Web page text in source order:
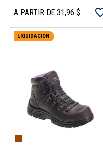
A PARTIR DE 31,96 $
LIQUIDACIÓN